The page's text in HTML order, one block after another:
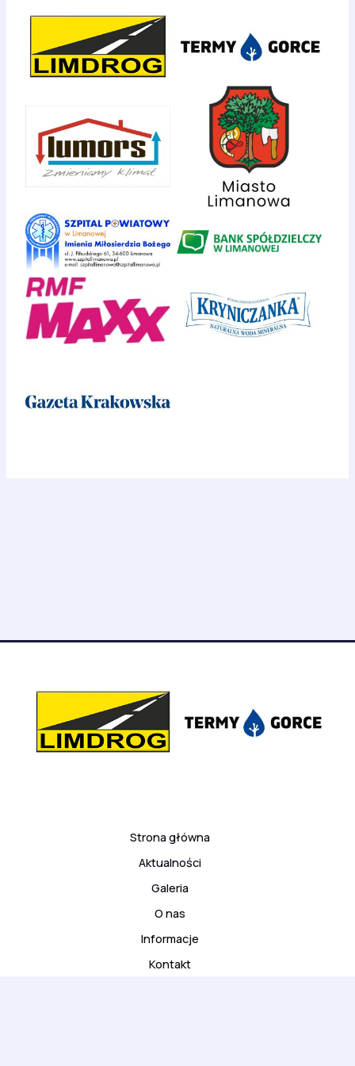
Strona główna
Aktualności
Galeria
O nas
Informacje
Kontakt